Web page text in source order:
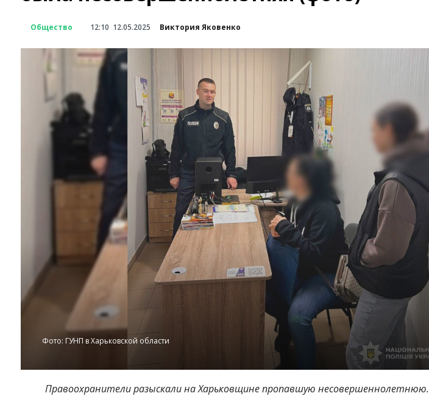
Общество 12:10 12.05.2025 Виктория Яковенко
Фото: ГУНП в Харьковской области
Правоохранители разыскали на Харьковщине пропавшую несовершеннолетнюю.